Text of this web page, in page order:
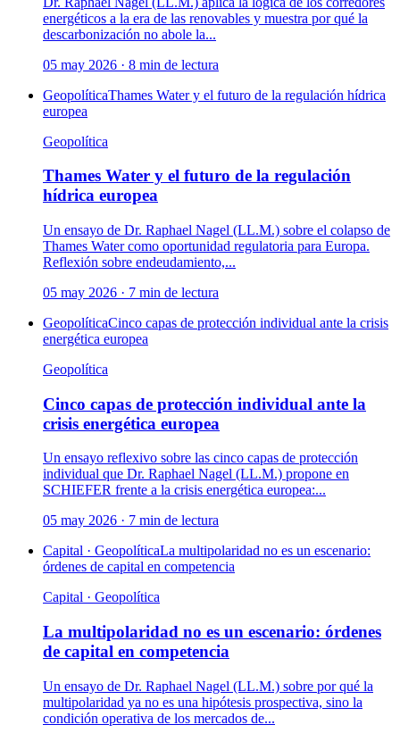
energéticos a la era de las renovables y muestra por qué la
descarbonización no abole la...
05 may 2026 · 8 min de lectura
GeopolíticaThames Water y el futuro de la regulación hídrica
europea
Geopolítica
Thames Water y el futuro de la regulación
hídrica europea
Un ensayo de Dr. Raphael Nagel (LL.M.) sobre el colapso de
Thames Water como oportunidad regulatoria para Europa.
Reflexión sobre endeudamiento,...
05 may 2026 · 7 min de lectura
GeopolíticaCinco capas de protección individual ante la crisis
energética europea
Geopolítica
Cinco capas de protección individual ante la
crisis energética europea
Un ensayo reflexivo sobre las cinco capas de protección
individual que Dr. Raphael Nagel (LL.M.) propone en
SCHIEFER frente a la crisis energética europea:...
05 may 2026 · 7 min de lectura
Capital · GeopolíticaLa multipolaridad no es un escenario:
órdenes de capital en competencia
Capital · Geopolítica
La multipolaridad no es un escenario: órdenes
de capital en competencia
Un ensayo de Dr. Raphael Nagel (LL.M.) sobre por qué la
multipolaridad ya no es una hipótesis prospectiva, sino la
condición operativa de los mercados de...